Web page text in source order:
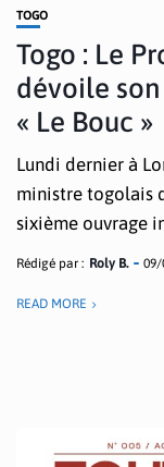
TOGO
Togo : Le
dévoile
« Le Bouc »
Lundi dernier à
ministre togolais
sixième ouvrage
Rédigé par : Roly B. 09/
READ MORE